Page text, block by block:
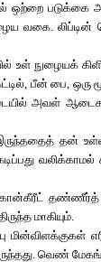
ஒற்றை
வகை. லிப்டின்
உள் நுழையக்
பீன் பை,
அவள்
தன்
வலிக்காமல்
கான்கீரீட்
மாகியும்.
வெண்